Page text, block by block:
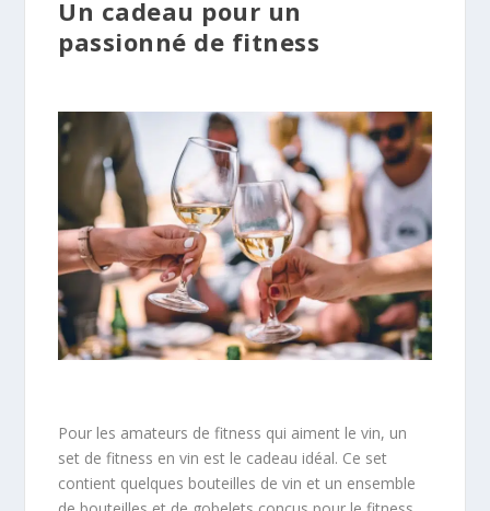
Un cadeau pour un
passionné de fitness
Pour les amateurs de fitness qui aiment le vin, un
set de fitness en vin est le cadeau idéal. Ce set
contient quelques bouteilles de vin et un ensemble